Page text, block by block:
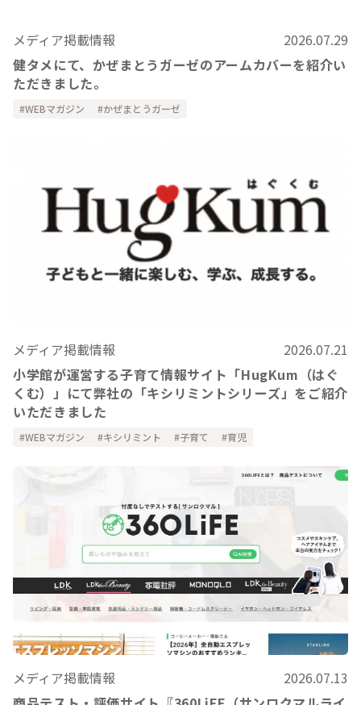
メディア掲載情報
2026.07.29
健タメにて、かぜまとうガーゼのアームカバーを紹介い
ただきました。
WEBマガジン かぜまとうガーゼ
メディア掲載情報
2026.07.21
小学館が運営する子育て情報サイト「HugKum（はぐ
くむ）」にて弊社の「キシリミントシリーズ」をご紹介
いただきました
WEBマガジン キシリミント 子育て 育児
メディア掲載情報
2026.07.13